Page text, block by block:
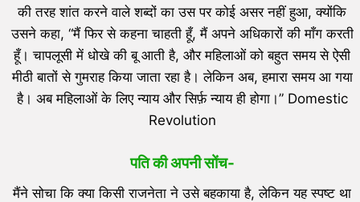
की तरह शांत करने वाले शब्दों का उस पर कोई असर नहीं हुआ, क्योंकि
उसने कहा, “मैं फिर से कहना चाहती हूँ, मैं अपने अधिकारों की माँग करती
हूँ। चापलूसी में धोखे की बू आती है, और महिलाओं को बहुत समय से ऐसी
मीठी बातों से गुमराह किया जाता रहा है। लेकिन अब, हमारा समय आ गया
है। अब महिलाओं के लिए न्याय और सिर्फ़ न्याय ही होगा।” Domestic
Revolution
पति की अपनी सोंच-
मैंने सोचा कि क्या किसी राजनेता ने उसे बहकाया है, लेकिन यह स्पष्ट था